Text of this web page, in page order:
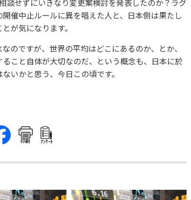
談せずにいきなり変更案検討を発表したのか？ ラグ
催中止ルールに異を唱えた人と、 日本側は果たし
が気になります。
のですが、 世界の平均はどこにあるのか、とか、
こと自体が大切なのだ、という概念も、 日本に於
いかと思う、今日この頃です。
印刷 ｱﾝｹｰﾄ